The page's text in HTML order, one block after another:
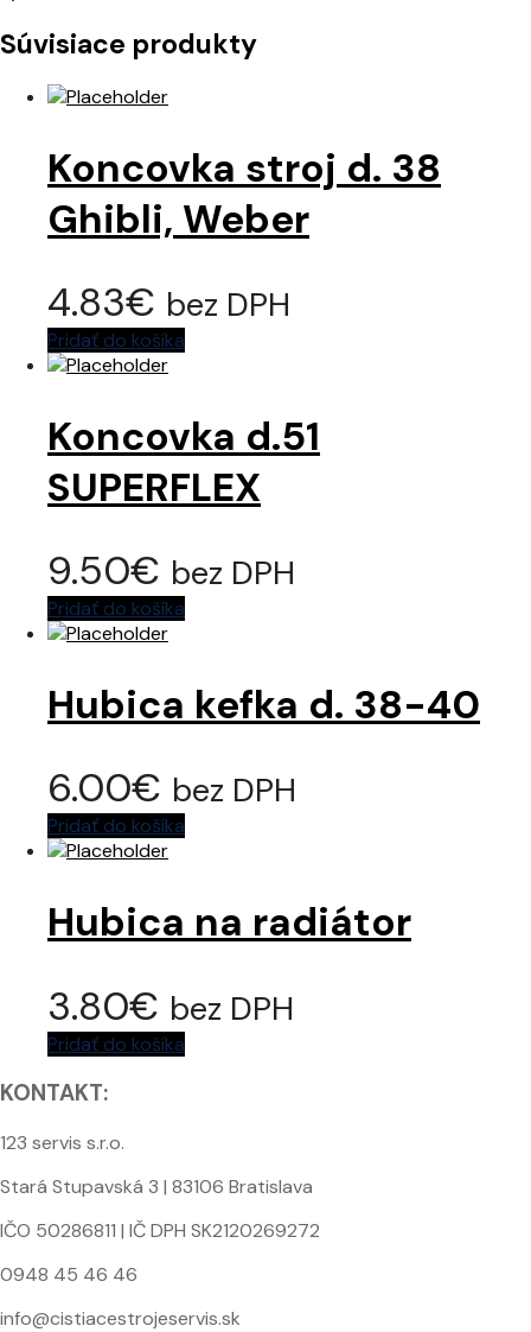
Súvisiace produkty
Koncovka stroj d. 38
Ghibli, Weber
4.83€ bez DPH
Pridať do košíka
Koncovka d.51
SUPERFLEX
9.50€ bez DPH
Pridať do košíka
Hubica kefka d. 38-40
6.00€ bez DPH
Pridať do košíka
Hubica na radiátor
3.80€ bez DPH
Pridať do košíka
KONTAKT:
123 servis s.r.o.
Stará Stupavská 3 | 83106 Bratislava
IČO 50286811 | IČ DPH SK2120269272
0948 45 46 46
info@cistiacestrojeservis.sk